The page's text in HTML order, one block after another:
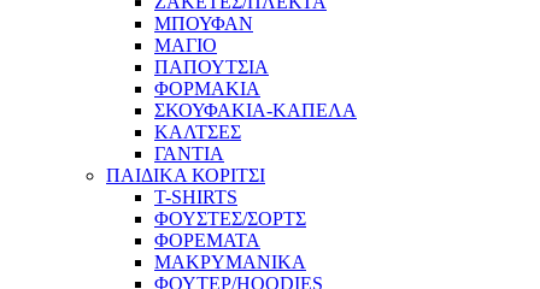
ΜΠΟΥΦΑΝ
ΜΑΓΙΟ
ΠΑΠΟΥΤΣΙΑ
ΦΟΡΜΑΚΙΑ
ΣΚΟΥΦΑΚΙΑ-ΚΑΠΕΛΑ
ΚΑΛΤΣΕΣ
ΓΑΝΤΙΑ
ΠΑΙΔΙΚΑ ΚΟΡΙΤΣΙ
T-SHIRTS
ΦΟΥΣΤΕΣ/ΣΟΡΤΣ
ΦΟΡΕΜΑΤΑ
ΜΑΚΡΥΜΑΝΙΚΑ
ΦΟΥΤΕΡ/HOODIES